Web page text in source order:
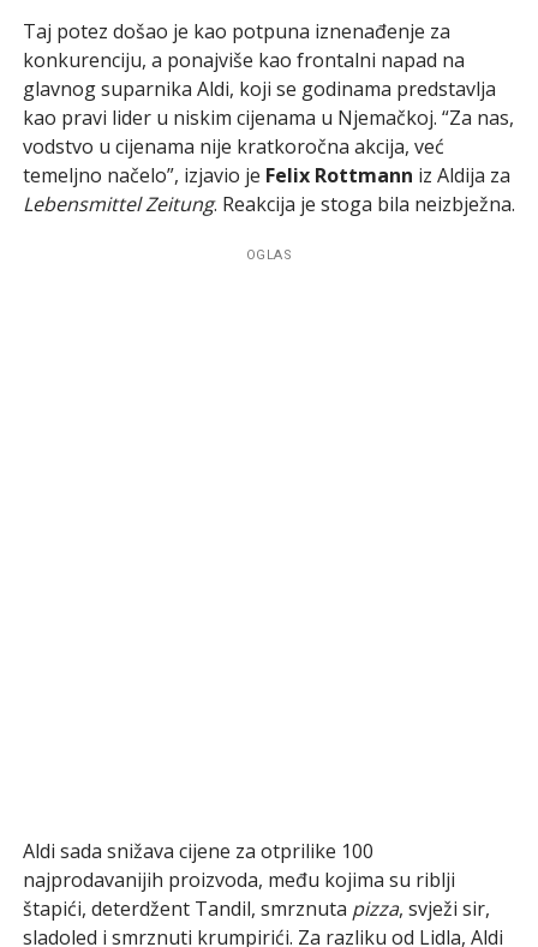
Taj potez došao je kao potpuna iznenađenje za
konkurenciju, a ponajviše kao frontalni napad na
glavnog suparnika Aldi, koji se godinama predstavlja
kao pravi lider u niskim cijenama u Njemačkoj. “Za nas,
vodstvo u cijenama nije kratkoročna akcija, već
temeljno načelo”, izjavio je Felix Rottmann iz Aldija za
Lebensmittel Zeitung. Reakcija je stoga bila neizbježna.
OGLAS
Aldi sada snižava cijene za otprilike 100
najprodavanijih proizvoda, među kojima su riblji
štapići, deterdžent Tandil, smrznuta pizza, svježi sir,
sladoled i smrznuti krumpirići. Za razliku od Lidla, Aldi